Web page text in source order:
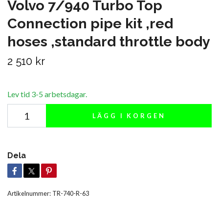
Volvo 7/940 Turbo Top
Connection pipe kit ,red
hoses ,standard throttle body
2 510 kr
Lev tid 3-5 arbetsdagar.
LÄGG I KORGEN
Dela
Artikelnummer: TR-740-R-63